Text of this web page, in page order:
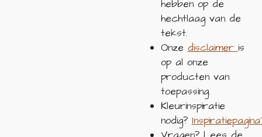
hebben op de
hechtlaag van de
tekst.
Onze disclaimer is
op al onze
producten van
toepassing.
Kleurinspiratie
nodig?